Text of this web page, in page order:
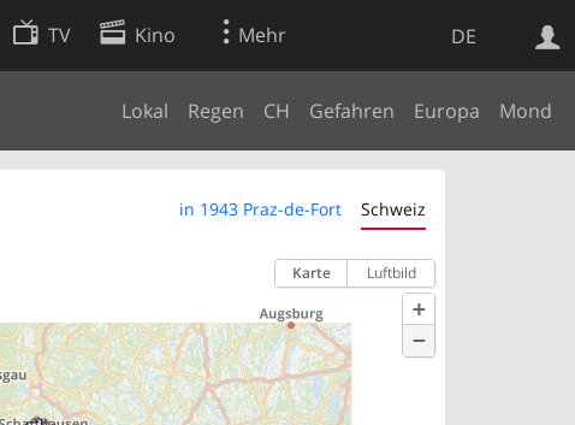
DE
TV Kino Mehr
Lokal Regen CH Gefahren Europa Mond
in 1943 Praz-de-Fort Schweiz
Karte Luftbild
+
−
Websuche